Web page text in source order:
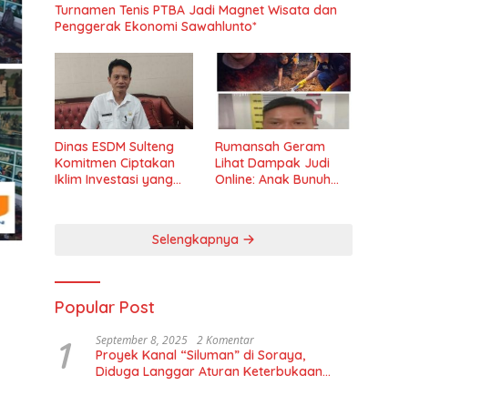
Turnamen Tenis PTBA Jadi Magnet Wisata dan
Penggerak Ekonomi Sawahlunto*
Dinas ESDM Sulteng
Komitmen Ciptakan
Iklim Investasi yang
Rumansah Geram
Lihat Dampak Judi
Online: Anak Bunuh
Selengkapnya
Popular Post
1 September 8, 2025 2 Komentar
Proyek Kanal “Siluman” di Soraya,
Diduga Langgar Aturan Keterbukaan